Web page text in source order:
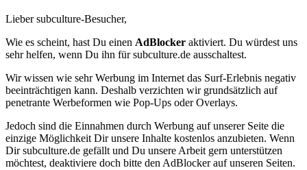
Lieber subculture-Besucher,
Wie es scheint, hast Du einen AdBlocker aktiviert. Du würdest uns
sehr helfen, wenn Du ihn für subculture.de ausschaltest.
Wir wissen wie sehr Werbung im Internet das Surf-Erlebnis negativ
beeinträchtigen kann. Deshalb verzichten wir grundsätzlich auf
penetrante Werbeformen wie Pop-Ups oder Overlays.
Jedoch sind die Einnahmen durch Werbung auf unserer Seite die
einzige Möglichkeit Dir unsere Inhalte kostenlos anzubieten. Wenn
Dir subculture.de gefällt und Du unsere Arbeit gern unterstützen
möchtest, deaktiviere doch bitte den AdBlocker auf unseren Seiten.